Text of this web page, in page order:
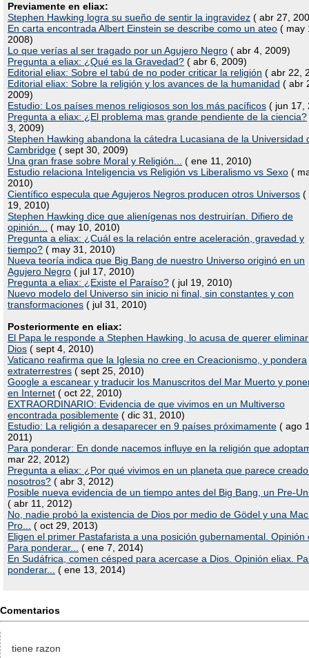
Previamente en eliax:
Stephen Hawking logra su sueño de sentir la ingravidez ( abr 27,
En carta encontrada Albert Einstein se describe como un ateo ( may
2008)
Lo que verías al ser tragado por un Agujero Negro ( abr 4, 2009)
Pregunta a eliax: ¿Qué es la Gravedad? ( abr 6, 2009)
Editorial eliax: Sobre el tabú de no poder criticar la religión ( abr 22,
Editorial eliax: Sobre la religión y los avances de la humanidad ( abr
2009)
Estudio: Los países menos religiosos son los más pacíficos ( jun 17,
Pregunta a eliax: ¿El problema mas grande pendiente de la ciencia?
3, 2009)
Stephen Hawking abandona la cátedra Lucasiana de la Universidad
Cambridge ( sept 30, 2009)
Una gran frase sobre Moral y Religión...
( ene 11, 2010)
Estudio relaciona Inteligencia vs Religión vs Liberalismo vs Sexo (
2010)
Científico especula que Agujeros Negros producen otros Universos (
19, 2010)
Stephen Hawking dice que alienígenas nos destruirían. Difiero de
opinión...
( may 10, 2010)
Pregunta a eliax: ¿Cuál es la relación entre aceleración, gravedad y
tiempo? ( may 31, 2010)
Nueva teoría indica que Big Bang de nuestro Universo originó en un
Agujero Negro ( jul 17, 2010)
Pregunta a eliax: ¿Existe el Paraíso? ( jul 19, 2010)
Nuevo modelo del Universo sin inicio ni final, sin constantes y con
transformaciones ( jul 31, 2010)
Posteriormente en eliax:
El Papa le responde a Stephen Hawking, lo acusa de querer
Dios ( sept 4, 2010)
Vaticano reafirma que la Iglesia no cree en Creacionismo, y pondera
extraterrestres ( sept 25, 2010)
Google a escanear y traducir los Manuscritos del Mar Muerto y
en Internet ( oct 22, 2010)
EXTRAORDINARIO: Evidencia de que vivimos en un Multiverso
encontrada posiblemente ( dic 31, 2010)
Estudio: La religión a desaparecer en 9 países próximamente ( ago
2011)
Para ponderar: En donde nacemos influye en la religión que
mar 22, 2012)
Pregunta a eliax: ¿Por qué vivimos en un planeta que parece
nosotros? ( abr 3, 2012)
Posible nueva evidencia de un tiempo antes del Big Bang, un Pre-
( abr 11, 2012)
No, nadie probó la existencia de Dios por medio de Gödel y una
Pro...
( oct 29, 2013)
Eligen el primer Pastafarista a una posición gubernamental. Opinión
Para ponderar...
( ene 7, 2014)
En Sudáfrica, comen césped para acercase a Dios. Opinión eliax.
ponderar...
( ene 13, 2014)
Comentarios
tiene razon